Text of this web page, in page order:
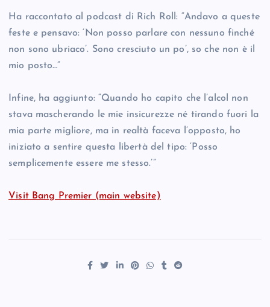
Ha raccontato al podcast di Rich Roll: “Andavo a queste
feste e pensavo: ‘Non posso parlare con nessuno finché
non sono ubriaco’. Sono cresciuto un po’, so che non è il
mio posto…”
Infine, ha aggiunto: “Quando ho capito che l’alcol non
stava mascherando le mie insicurezze né tirando fuori la
mia parte migliore, ma in realtà faceva l’opposto, ho
iniziato a sentire questa libertà del tipo: ‘Posso
semplicemente essere me stesso.’”
Visit Bang Premier (main website)